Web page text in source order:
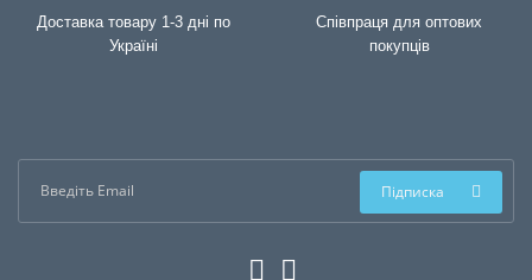
Доставка товару 1-3 дні по
Україні
Співпраця для оптових
покупців
Підписка